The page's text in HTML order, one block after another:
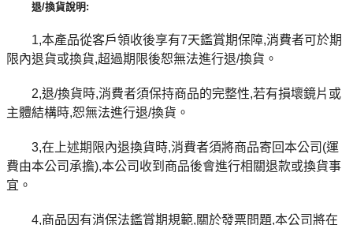
退/換貨說明 :
1,本產品從客戶領收後享有7天鑑賞期保障,消費者可於期
限內退貨或換貨,超過期限後恕無法進行退/換貨。
2,退/換貨時,消費者須保持商品的完整性,若有損壞鏡片或
主體結構時,恕無法進行退/換貨。
3,在上述期限內退換貨時,消費者須將商品寄回本公司(運
費由本公司承擔),本公司收到商品後會進行相關退款或換貨事
宜。
4,商品因有消保法鑑賞期規範,關於發票問題,本公司將在